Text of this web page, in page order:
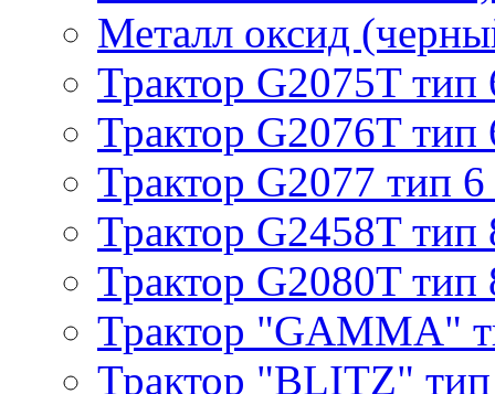
Металл оксид
Трактор G2075T тип
Трактор G2076T тип
Трактор G2077 тип 6
Трактор G2458T тип
Трактор G2080T тип
Трактор "GAMMA"
Трактор "BLITZ"